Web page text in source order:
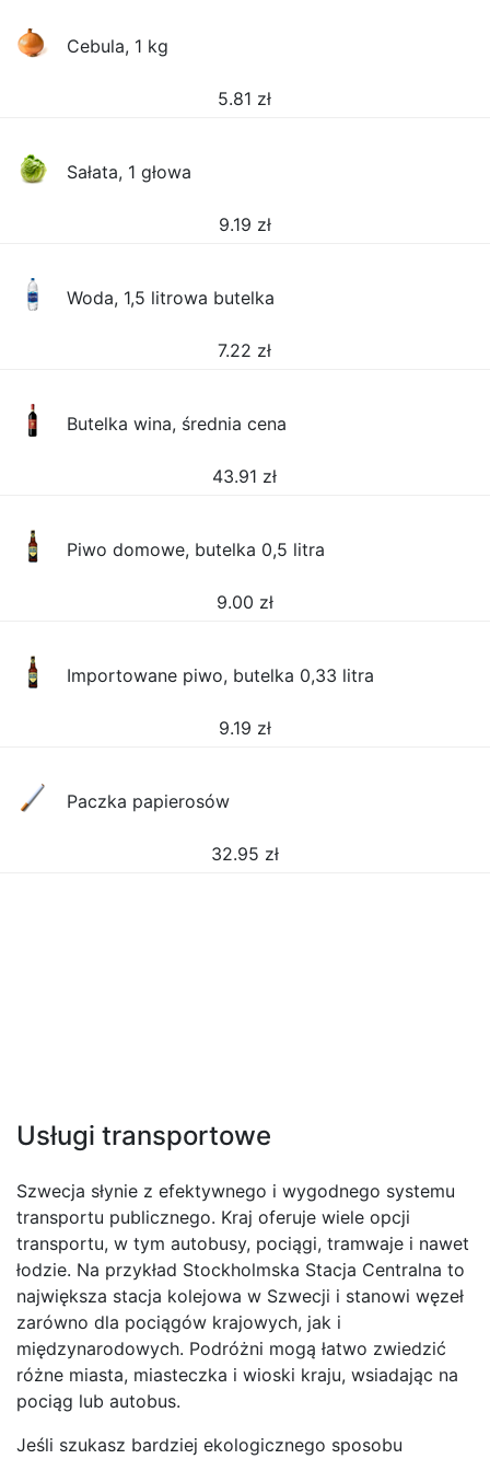
Cebula, 1 kg
5.81 zł
Sałata, 1 głowa
9.19 zł
Woda, 1,5 litrowa butelka
7.22 zł
Butelka wina, średnia cena
43.91 zł
Piwo domowe, butelka 0,5 litra
9.00 zł
Importowane piwo, butelka 0,33 litra
9.19 zł
Paczka papierosów
32.95 zł
Usługi transportowe
Szwecja słynie z efektywnego i wygodnego systemu
transportu publicznego. Kraj oferuje wiele opcji
transportu, w tym autobusy, pociągi, tramwaje i nawet
łodzie. Na przykład Stockholmska Stacja Centralna to
największa stacja kolejowa w Szwecji i stanowi węzeł
zarówno dla pociągów krajowych, jak i
międzynarodowych. Podróżni mogą łatwo zwiedzić
różne miasta, miasteczka i wioski kraju, wsiadając na
pociąg lub autobus.
Jeśli szukasz bardziej ekologicznego sposobu